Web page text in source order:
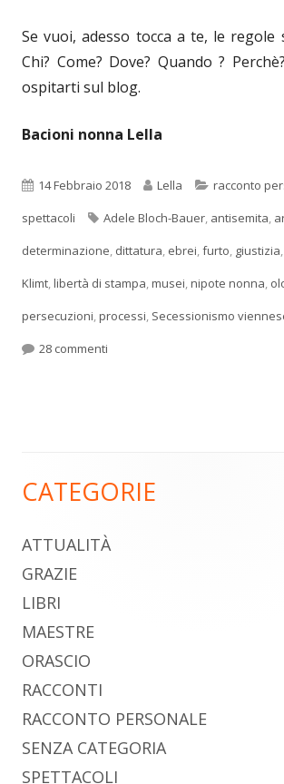
Se vuoi, adesso tocca a te, le regole
Chi? Come? Dove? Quando ?
ospitarti sul blog.
Bacioni nonna Lella
Pubblicato
14 Febbraio 2018 Autore
Lella Categorie
racconto
spettacoli
Tag
Adele Bloch-Bauer, antisemita,
determinazione, dittatura, ebrei,furto, giustizia,
Klimt,libertà di stampa,musei,nipote nonna,
persecuzioni,processi, Secessionismo
28 commenti
Barra
laterale
principale
CATEGORIE
ATTUALITÀ
GRAZIE
LIBRI
MAESTRE
ORASCIO
RACCONTI
RACCONTO PERSONALE
SENZA CATEGORIA
SPETTACOLI